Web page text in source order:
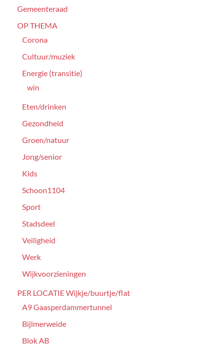
Gemeenteraad
OP THEMA
Corona
Cultuur/muziek
Energie (transitie)
win
Eten/drinken
Gezondheid
Groen/natuur
Jong/senior
Kids
Schoon1104
Sport
Stadsdeel
Veiligheid
Werk
Wijkvoorzieningen
PER LOCATIE Wijkje/buurtje/flat
A9 Gaasperdammertunnel
Bijlmerweide
Blok AB